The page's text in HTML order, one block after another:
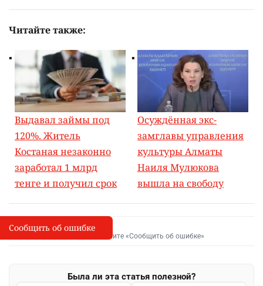
Читайте также:
Выдавал займы под
120%. Житель
Костаная незаконно
заработал 1 млрд
тенге и получил срок
Осуждённая экс-
замглавы управления
культуры Алматы
Наиля Мулюкова
вышла на свободу
I
Сообщить об опечатке
Выделите фрагмент и нажмите «Сообщить об ошибке»
Была ли эта статья полезной?
Сообщить об ошибке